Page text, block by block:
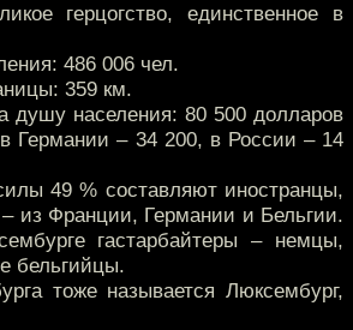
герцогство, единственное в
486 006 чел.
359 км.
душу населения: 80 500 долларов
Германии – 34 200, в России – 14
49 % составляют иностранцы,
из Франции, Германии и Бельгии.
гастарбайтеры – немцы,
бельгийцы.
тоже называется Люксембург,